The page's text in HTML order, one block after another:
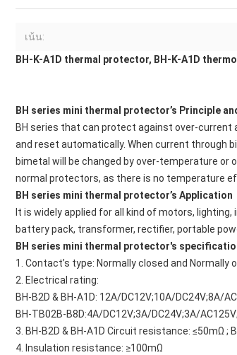
เน้น:
BH-K-A1D thermal protector, BH-K-A1D
BH series mini thermal protector’s Principle
BH series that can protect against over-current
and reset automatically. When current
bimetal will be changed by over-temperature
normal protectors, as there is no temperature
BH series mini thermal protector’s Application
It is widely applied for all kind of motors,
battery pack, transformer, rectifier, portable
BH series mini thermal protector's
1. Contact’s type: Normally closed and Normally
2. Electrical rating:
BH-B2D & BH-A1D: 12A/DC12V;10A/DC24V;8A/
BH-TB02B-B8D:4A/DC12V;3A/DC24V;3A/
3. BH-B2D & BH-A1D Circuit resistance: ≤50mΩ
4. Insulation resistance: ≥100mΩ